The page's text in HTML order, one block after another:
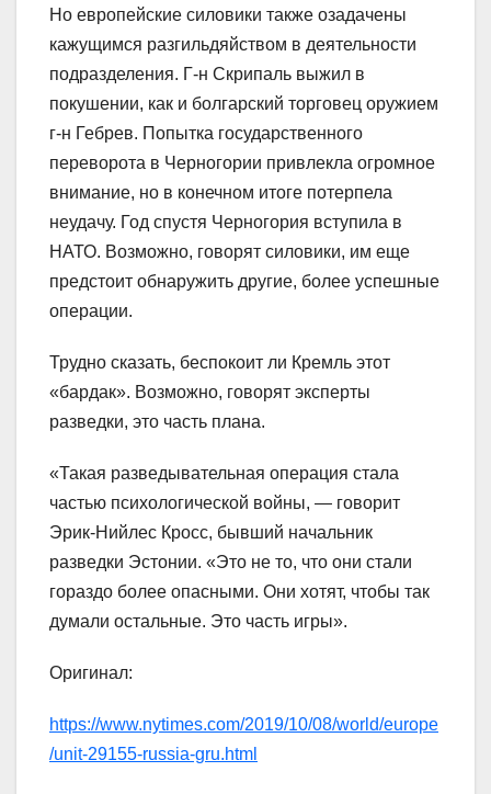
Но европейские силовики также озадачены
кажущимся разгильдяйством в деятельности
подразделения. Г-н Скрипаль выжил в
покушении, как и болгарский торговец оружием
г-н Гебрев. Попытка государственного
переворота в Черногории привлекла огромное
внимание, но в конечном итоге потерпела
неудачу. Год спустя Черногория вступила в
НАТО. Возможно, говорят силовики, им еще
предстоит обнаружить другие, более успешные
операции.
Трудно сказать, беспокоит ли Кремль этот
«бардак». Возможно, говорят эксперты
разведки, это часть плана.
«Такая разведывательная операция стала
частью психологической войны, — говорит
Эрик-Нийлес Кросс, бывший начальник
разведки Эстонии. «Это не то, что они стали
гораздо более опасными. Они хотят, чтобы так
думали остальные. Это часть игры».
Оригинал:
https://www.nytimes.com/2019/10/08/world/europe
/unit-29155-russia-gru.html